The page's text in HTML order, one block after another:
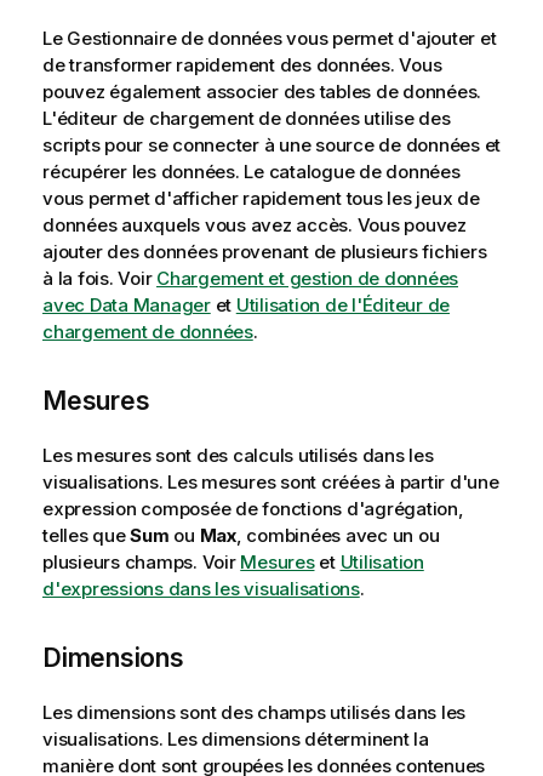
Le Gestionnaire de donnéesvous permet d'ajouter et
de transformer rapidement des données. Vous
pouvez également associer des tables de données.
L'éditeur de chargement de donnéesutilise des
scripts pour se connecter à une source de données et
récupérer les données. Le catalogue de données
vous permet d'afficher rapidement tous les jeux de
données auxquels vous avez accès. Vous pouvez
ajouter des données provenant de plusieurs fichiers
à la fois.Voir Chargement et gestion de données
avec Data Manageret Utilisation de l'Éditeur de
chargement de données.
Mesures
Les mesures sont des calculs utilisés dans les
visualisations. Les mesures sont créées à partir d'une
expression composée de fonctions d'agrégation,
telles queSum ou Max, combinées avec un ou
plusieurs champs. Voir Mesures et Utilisation
d'expressions dans les visualisations.
Dimensions
Les dimensions sont des champs utilisés dans les
visualisations. Les dimensions déterminent la
manière dont sont groupées les données contenues